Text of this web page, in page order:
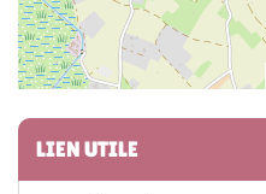
Informations
LIEN UTILE